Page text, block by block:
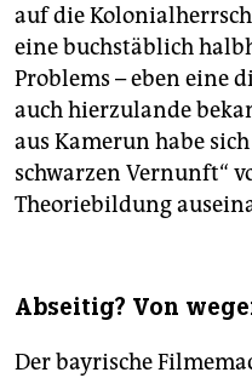
auf die
eine buchstäblich
Problems – eben eine
auch hierzulande
aus Kamerun habe
schwarzen Vernunft“
Theoriebildung
Abseitig? Von
Der bayrische